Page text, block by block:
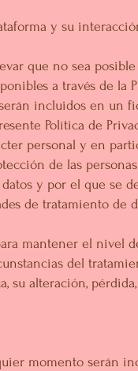
y su
que no sea
a través de la
incluidos en un
Política de
personal y en
de las
y por el que se
de tratamiento de
mantener el nivel
del
su alteración, pérdida,
momento serán